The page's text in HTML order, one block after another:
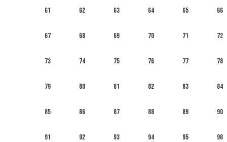
61 62 63 64 65 66
67 68 69 70 71 72
73 74 75 76 77 78
79 80 81 82 83 84
85 86 87 88 89 90
91 92 93 94 95 96